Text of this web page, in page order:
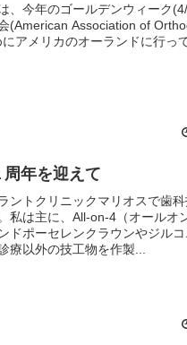
、今年のゴールデンウィーク
(American Association of
アメリカのオーランドに行っ
年を迎えて
ントクリニックマリオスで歯
私は主に、All-on-4（オールオ
ドポーセレンクラウンやジル
療以外の技工物を作製...